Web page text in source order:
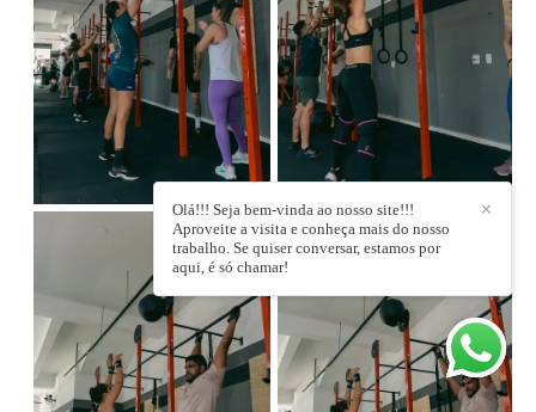
✕
Olá!!! Seja bem-vinda ao nosso site!!!
Aproveite a visita e conheça mais do nosso
trabalho. Se quiser conversar, estamos por
aqui, é só chamar!